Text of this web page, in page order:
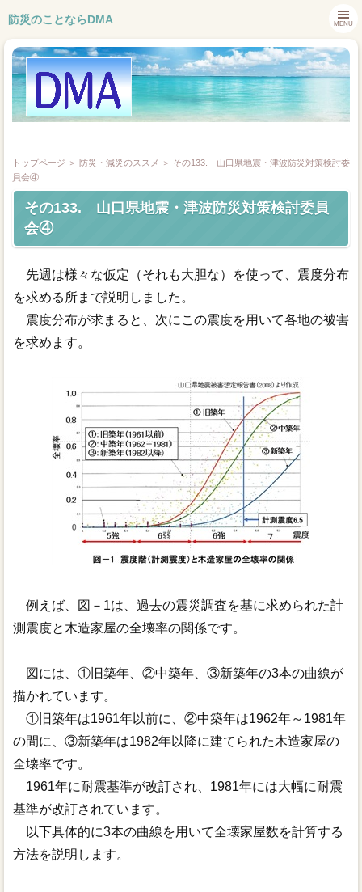
防災のことならDMA MENU
トップページ
会社概要
お問合せ
トップページ ＞ 防災・減災のススメ ＞ その133. 山口県地震・津波防災対策検討委
員会④
その133. 山口県地震・津波防災対策検討委員
会④
先週は様々な仮定（それも大胆な）を使って、震度分布
を求める所まで説明しました。
震度分布が求まると、次にこの震度を用いて各地の被害
を求めます。
例えば、図－1は、過去の震災調査を基に求められた計
測震度と木造家屋の全壊率の関係です。
図には、①旧築年、②中築年、③新築年の3本の曲線が
描かれています。
①旧築年は1961年以前に、②中築年は1962年～1981年
の間に、③新築年は1982年以降に建てられた木造家屋の
全壊率です。
1961年に耐震基準が改訂され、1981年には大幅に耐震
基準が改訂されています。
以下具体的に3本の曲線を用いて全壊家屋数を計算する
方法を説明します。